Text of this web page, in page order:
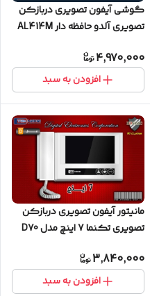
گوشی آیفون تصویری دربازکن
تصویری آلدو حافظه دار AL414M
4,970,000
افزودن به سبد
مانیتور آیفون تصویری دربازکن
تصویری تکنما 7 اینچ مدل D70
3,840,000
افزودن به سبد